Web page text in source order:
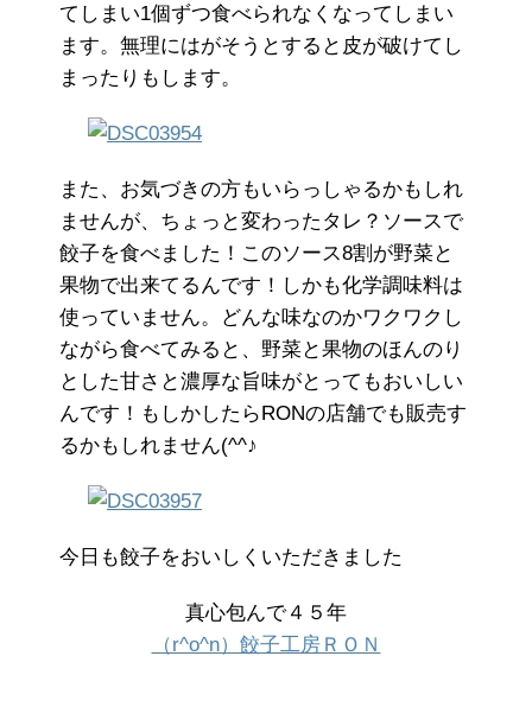
てしまい1個ずつ食べられなくなってしまい
ます。無理にはがそうとすると皮が破けてし
まったりもします。
また、お気づきの方もいらっしゃるかもしれ
ませんが、ちょっと変わったタレ？ソースで
餃子を食べました！このソース8割が野菜と
果物で出来てるんです！しかも化学調味料は
使っていません。どんな味なのかワクワクし
ながら食べてみると、野菜と果物のほんのり
とした甘さと濃厚な旨味がとってもおいしい
んです！もしかしたらRONの店舗でも販売す
るかもしれません(^^♪
今日も餃子をおいしくいただきました
真心包んで４５年
（r^o^n）餃子工房ＲＯＮ